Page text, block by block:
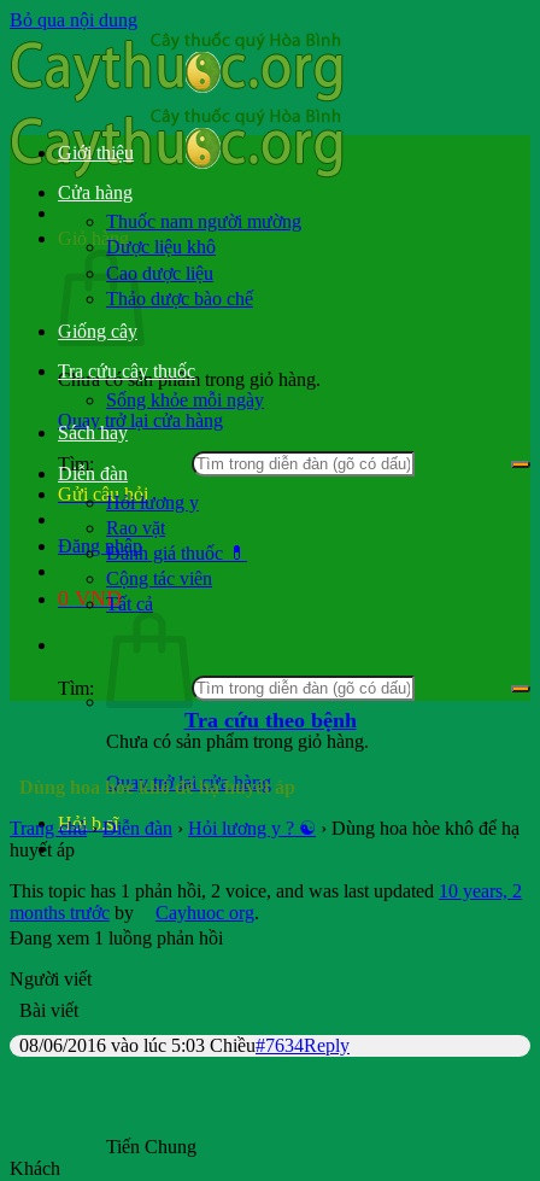
Bỏ qua nội dung
Giỏ hàng
Chưa có sản phẩm trong giỏ hàng.
Quay trở lại cửa hàng
Tìm:
Gửi câu hỏi
Đăng nhập
0 VND
Chưa có sản phẩm trong giỏ hàng.
Quay trở lại cửa hàng
Hỏi b.sĩ
Giới thiệu
Cửa hàng
Thuốc nam người mường
Dược liệu khô
Cao dược liệu
Thảo dược bào chế
Giống cây
Tra cứu cây thuốc
Sống khỏe mỗi ngày
Sách hay
Diễn đàn
Hỏi lương y
Rao vặt
Đánh giá thuốc 💊
Cộng tác viên
Tất cả
Tìm:
Tra cứu theo bệnh
Dùng hoa hòe khô để hạ huyết áp
Trang chủ › Diễn đàn › Hỏi lương y ? ☯️ › Dùng hoa hòe khô để hạ
huyết áp
This topic has 1 phản hồi, 2 voice, and was last updated 10 years, 2
months trước by Cayhuoc org.
Đang xem 1 luồng phản hồi
Người viết
Bài viết
08/06/2016 vào lúc 5:03 Chiều#7634Reply
Tiến Chung
Khách